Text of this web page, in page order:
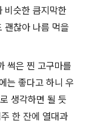
비슷한 큼지막한
괜찮아 나름 먹을
썩은 찐 고구마를
는 좋다고 하니 우
생각하면 될 듯
한 잔에 열대과